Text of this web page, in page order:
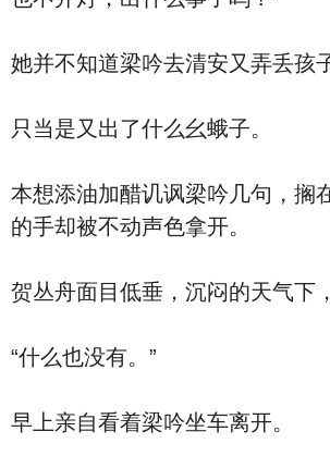
她并不知道梁吟去清安又弄丢孩
只当是又出了什么幺蛾子。
本想添油加醋讥讽梁吟几句，搁
的手却被不动声色拿开。
贺丛舟面目低垂，沉闷的天气下
“什么也没有。”
早上亲自看着梁吟坐车离开。